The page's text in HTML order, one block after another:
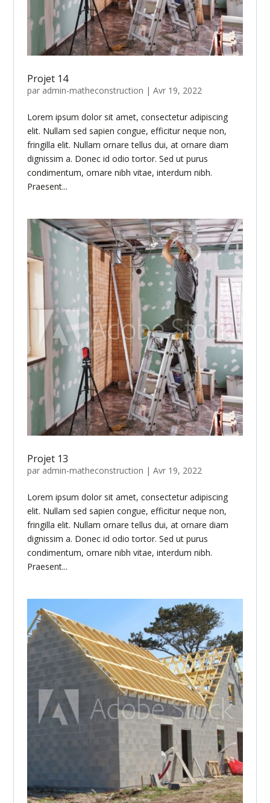
Projet 14
par admin-matheconstruction | Avr 19, 2022
Lorem ipsum dolor sit amet, consectetur adipiscing
elit. Nullam sed sapien congue, efficitur neque non,
fringilla elit. Nullam ornare tellus dui, at ornare diam
dignissim a. Donec id odio tortor. Sed ut purus
condimentum, ornare nibh vitae, interdum nibh.
Praesent...
Projet 13
par admin-matheconstruction | Avr 19, 2022
Lorem ipsum dolor sit amet, consectetur adipiscing
elit. Nullam sed sapien congue, efficitur neque non,
fringilla elit. Nullam ornare tellus dui, at ornare diam
dignissim a. Donec id odio tortor. Sed ut purus
condimentum, ornare nibh vitae, interdum nibh.
Praesent...